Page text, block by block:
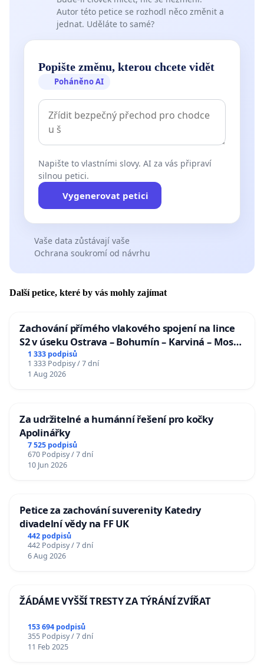
Autor této petice se rozhodl něco změnit a
jednat. Uděláte to samé?
Popište změnu, kterou chcete vidět
Poháněno AI
Napište to vlastními slovy. AI za vás připraví
silnou petici.
Vygenerovat petici
Vaše data zůstávají vaše
Ochrana soukromí od návrhu
Další petice, které by vás mohly zajímat
Zachování přímého vlakového spojení na lince
S2 v úseku Ostrava – Bohumín – Karviná – Mosty
u Jablunkova
1 333 podpisů
1 333 Podpisy / 7 dní
1 Aug 2026
Za udržitelné a humánní řešení pro kočky
Apolinářky
7 525 podpisů
670 Podpisy / 7 dní
10 Jun 2026
Petice za zachování suverenity Katedry
divadelní vědy na FF UK
442 podpisů
442 Podpisy / 7 dní
6 Aug 2026
ŽÁDÁME VYŠŠÍ TRESTY ZA TÝRÁNÍ ZVÍŘAT
153 694 podpisů
355 Podpisy / 7 dní
11 Feb 2025